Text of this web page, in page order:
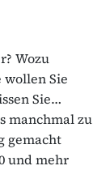
Wozu
Sie
Sie…
manchmal zu
gemacht
und mehr